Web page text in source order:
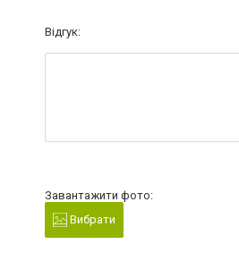
Відгук:
Завантажити фото:
Вибрати